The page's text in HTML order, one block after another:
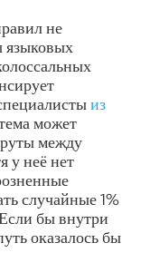
не
языковых
из
может
между
у неё нет
случайные 1%
бы внутри
оказалось бы